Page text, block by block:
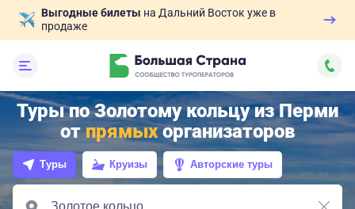
Выгодные билеты на Дальний Восток уже в
продаже
Туры по Золотому кольцу из Перми
отпрямыхорганизаторов
Туры Круизы Авторские туры